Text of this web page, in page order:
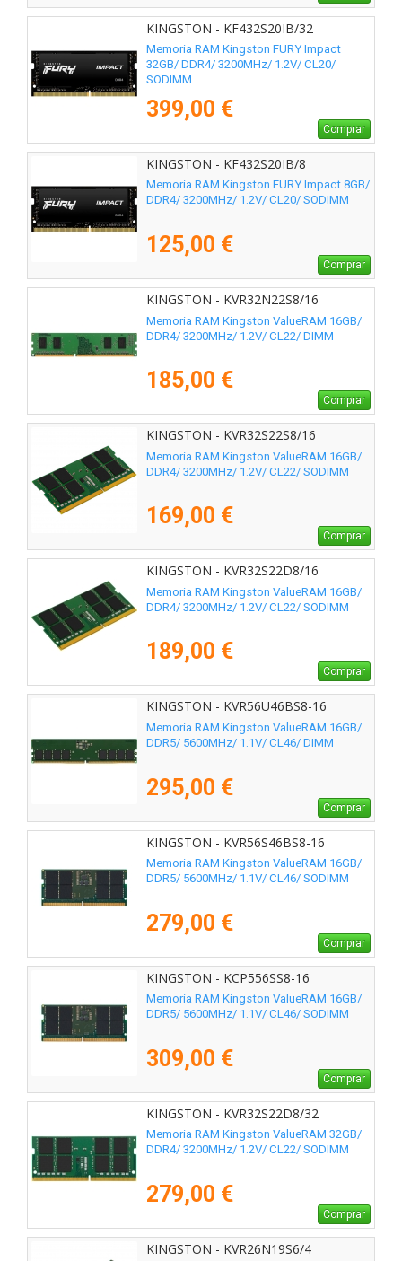
KINGSTON - KF432S20IB/32
Memoria RAM Kingston FURY Impact
32GB/ DDR4/ 3200MHz/ 1.2V/ CL20/
SODIMM
399,00 €
Comprar
KINGSTON - KF432S20IB/8
Memoria RAM Kingston FURY Impact 8GB/
DDR4/ 3200MHz/ 1.2V/ CL20/ SODIMM
125,00 €
Comprar
KINGSTON - KVR32N22S8/16
Memoria RAM Kingston ValueRAM 16GB/
DDR4/ 3200MHz/ 1.2V/ CL22/ DIMM
185,00 €
Comprar
KINGSTON - KVR32S22S8/16
Memoria RAM Kingston ValueRAM 16GB/
DDR4/ 3200MHz/ 1.2V/ CL22/ SODIMM
169,00 €
Comprar
KINGSTON - KVR32S22D8/16
Memoria RAM Kingston ValueRAM 16GB/
DDR4/ 3200MHz/ 1.2V/ CL22/ SODIMM
189,00 €
Comprar
KINGSTON - KVR56U46BS8-16
Memoria RAM Kingston ValueRAM 16GB/
DDR5/ 5600MHz/ 1.1V/ CL46/ DIMM
295,00 €
Comprar
KINGSTON - KVR56S46BS8-16
Memoria RAM Kingston ValueRAM 16GB/
DDR5/ 5600MHz/ 1.1V/ CL46/ SODIMM
279,00 €
Comprar
KINGSTON - KCP556SS8-16
Memoria RAM Kingston ValueRAM 16GB/
DDR5/ 5600MHz/ 1.1V/ CL46/ SODIMM
309,00 €
Comprar
KINGSTON - KVR32S22D8/32
Memoria RAM Kingston ValueRAM 32GB/
DDR4/ 3200MHz/ 1.2V/ CL22/ SODIMM
279,00 €
Comprar
KINGSTON - KVR26N19S6/4